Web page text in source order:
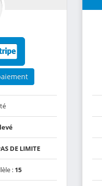
DE LIMITE
: 15